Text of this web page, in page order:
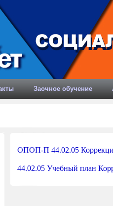
Заочное обучение
ОПОП-П 44.02.05
44.02.05 Учебный план